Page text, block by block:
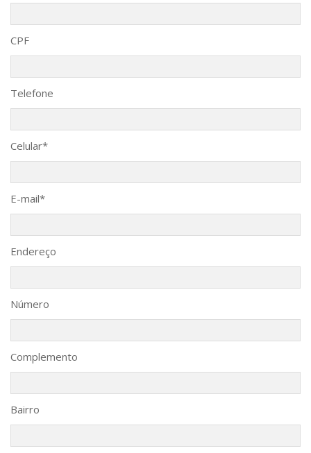
CPF
Telefone
Celular*
E-mail*
Endereço
Número
Complemento
Bairro